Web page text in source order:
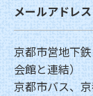
メールアドレス
京都市営地下
会館と連結）
京都市バス、